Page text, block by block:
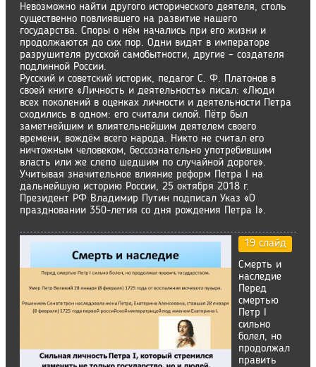
Невозможно найти другого исторического деятеля, столь
существенно повлиявшего на развитие нашего
государства. Споры о нём начались при его жизни и
продолжаются до сих пор. Одни видят в императоре
разрушителя русской самобытности, другие – создателя
подлинной России.
Русский и советский историк, педагог С. Ф. Платонов в
своей книге «Личность и деятельность» писал: «Люди
всех поколений в оценках личности и деятельности Петра
сходились в одном: его считали силой. Пётр был
заметнейшим и влиятельнейшим деятелем своего
времени, вождём всего народа. Никто не считал его
ничтожным человеком, бессознательно употребившим
власть или же слепо шедшим по случайной дороге».
Учитывая значительное влияние реформ Петра I на
дальнейшую историю России, 25 октября 2018 г.
Президент РФ Владимир Путин подписал Указ «О
праздновании 350-летия со дня рождения Петра I».
19 слайд
Смерть и
наследие
Перед
смертью
Петр I
сильно
болел, но
продолжал
править